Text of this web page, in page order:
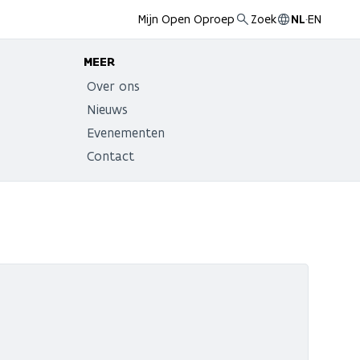
Mijn Open Oproep Zoek NL·EN
MEER
Over ons
Nieuws
Evenementen
Contact